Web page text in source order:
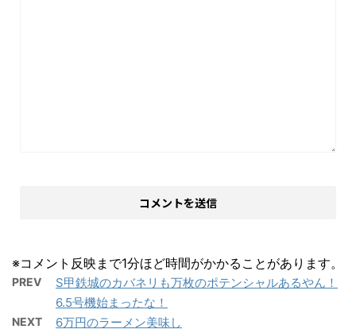
※コメント反映まで1分ほど時間がかかることがあります。
PREV
S甲鉄城のカバネリも万枚のポテンシャルあるやん！
6.5号機始まったな！
NEXT 6万円のラーメン美味し